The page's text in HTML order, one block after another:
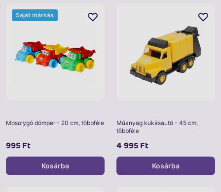
Mosolygó dömper - 20 cm, többféle
995 Ft
Saját márkás
Kosárba
Műanyag kukásautó - 45 cm,
többféle
4 995 Ft
Kosárba